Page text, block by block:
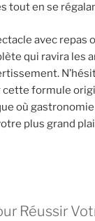
tout en se
avec repas
qui ravira les
cette formule
où
plus grand
Réussir